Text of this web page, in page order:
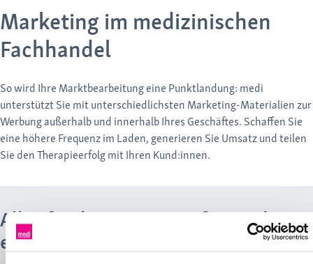
Marketing im medizinischen
Fachhandel
So wird Ihre Marktbearbeitung eine Punktlandung: medi
unterstützt Sie mit unterschiedlichsten Marketing-Materialien zur
Werbung außerhalb und innerhalb Ihres Geschäftes. Schaffen Sie
eine höhere Frequenz im Laden, generieren Sie Umsatz und teilen
Sie den Therapieerfolg mit Ihren Kund:innen.
Alles für Ihren zeitgemäßen und
erfolgreichen Marketingauftritt